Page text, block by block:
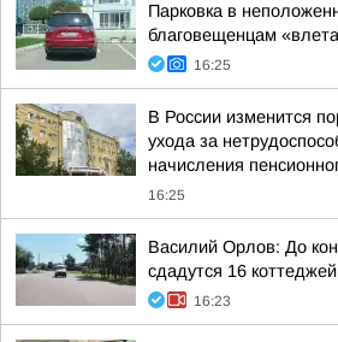
Парковка в
благовещенцам
16:25
В России изменится
ухода за
начисления
16:25
Василий Орлов: До
сдадутся 16
16:23